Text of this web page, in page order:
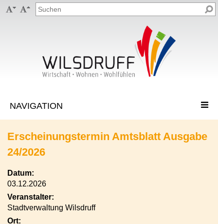
 
Erscheinungstermin Amtsblatt Ausgabe
24/2026
Datum:
03.12.2026
Veranstalter:
Stadtverwaltung Wilsdruff
Ort: